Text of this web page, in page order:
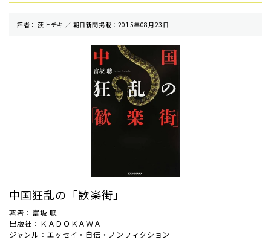
評者： 荻上チキ ／ 朝⽇新聞掲載：2015年08月23日
中国狂乱の「歓楽街」
著者：富坂 聰
出版社：ＫＡＤＯＫＡＷＡ
ジャンル：エッセイ・自伝・ノンフィクション